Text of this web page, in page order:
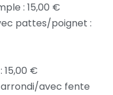
: 15,00 €
pattes/poignet :
15,00 €
avec fente